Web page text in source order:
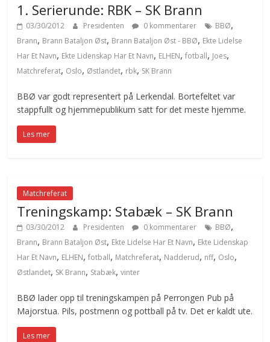
1. Serierunde: RBK – SK Brann
03/30/2012 Presidenten 0 kommentarer BBØ,
Brann, Brann Bataljon Øst, Brann Bataljon Øst - BBØ, Ekte Lidelse
Har Et Navn, Ekte Lidenskap Har Et Navn, ELHEN,fotball, Joes,
Matchreferat, Oslo, Østlandet, rbk, SK Brann
BBØ var godt representert på Lerkendal. Bortefeltet var
stappfullt og hjemmepublikum satt for det meste hjemme.
Les mer
Matchreferat
Treningskamp: Stabæk – SK Brann
03/30/2012 Presidenten 0 kommentarer BBØ,
Brann, Brann Bataljon Øst, Ekte Lidelse Har Et Navn, Ekte Lidenskap
Har Et Navn, ELHEN,fotball, Matchreferat, Nadderud, nff, Oslo,
Østlandet, SK Brann, Stabæk,vinter
BBØ lader opp til treningskampen på Perrongen Pub på
Majorstua. Pils, postmenn og pottball på tv. Det er kaldt ute.
Les mer